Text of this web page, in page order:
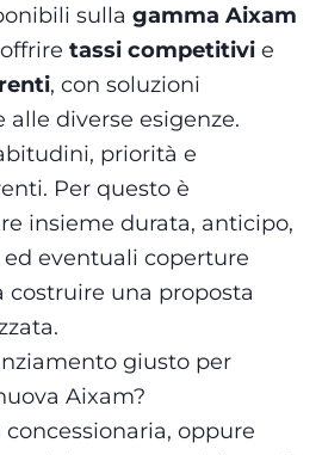
sulla gamma Aixam
tassi competitivi e
, con soluzioni
diverse esigenze.
priorità e
Per questo è
insieme durata, anticipo,
eventuali coperture
costruire una proposta
giusto per
Aixam?
concessionaria, oppure